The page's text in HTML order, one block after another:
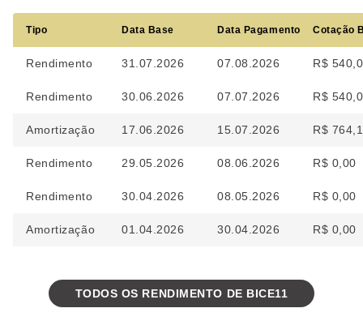
Tipo Data Base Data Pagamento Cotação
Rendimento 31.07.2026 07.08.2026 R$
Rendimento 30.06.2026 07.07.2026 R$
Amortização 17.06.2026 15.07.2026 R$
Rendimento 29.05.2026 08.06.2026 R$ 0,00
Rendimento 30.04.2026 08.05.2026 R$ 0,00
Amortização 01.04.2026 30.04.2026 R$ 0,00
TODOS OS RENDIMENTO DE BICE11